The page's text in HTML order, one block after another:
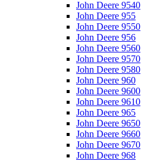
John Deere 9540
John Deere 955
John Deere 9550
John Deere 956
John Deere 9560
John Deere 9570
John Deere 9580
John Deere 960
John Deere 9600
John Deere 9610
John Deere 965
John Deere 9650
John Deere 9660
John Deere 9670
John Deere 968